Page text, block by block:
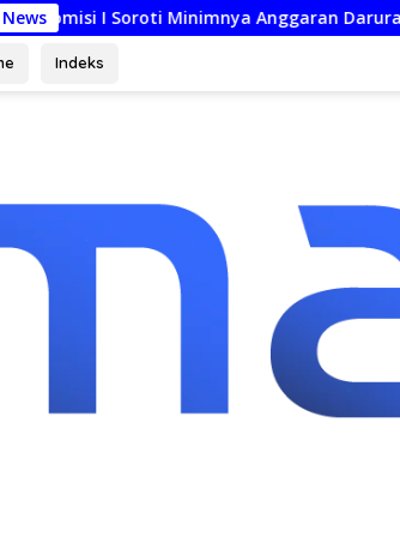
Anggaran Darurat KUPA-PPAS Perubahan
Indeks